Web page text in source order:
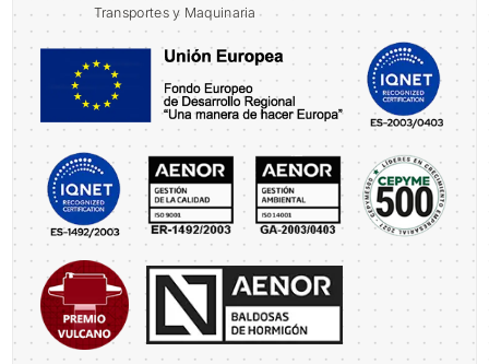
Transportes y Maquinaria